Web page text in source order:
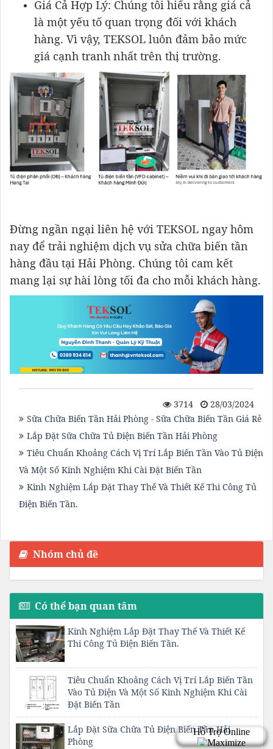
Giá Cả Hợp Lý: Chúng tôi hiểu rằng giá cả
là một yếu tố quan trọng đối với khách
hàng. Vì vậy, TEKSOL luôn đảm bảo mức
giá cạnh tranh nhất trên thị trường.
Đừng ngần ngại liên hệ với TEKSOL ngay hôm
nay để trải nghiệm dịch vụ sửa chữa biến tần
hàng đầu tại Hải Phòng. Chúng tôi cam kết
mang lại sự hài lòng tối đa cho mỗi khách hàng.
3714
28/03/2024
Sữa Chữa Biến Tần Hải Phòng - Sữa Chữa Biến Tần Giá Rẻ
Lắp Đặt Sữa Chữa Tủ Điện Biến Tần Hải Phòng
Tiêu Chuẩn Khoảng Cách Vị Trí Lắp Biến Tần Vào Tủ Điện
Và Một Số Kinh Nghiệm Khi Cài Đặt Biến Tần
Kinh Nghiệm Lắp Đặt Thay Thế Và Thiết Kế Thi Công Tủ
Điện Biến Tần.
Nhóm chủ đề
Có thể bạn quan tâm
Kinh Nghiệm Lắp Đặt Thay Thế Và Thiết Kế
Thi Công Tủ Điện Biến Tần.
Tiêu Chuẩn Khoảng Cách Vị Trí Lắp Biến Tần
Vào Tủ Điện Và Một Số Kinh Nghiệm Khi Cài
Đặt Biến Tần
Lắp Đặt Sữa Chữa Tủ Điện Biến Tần Hải
Phòng